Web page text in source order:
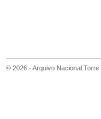
© 2026 - Arquivo Nacional Torre